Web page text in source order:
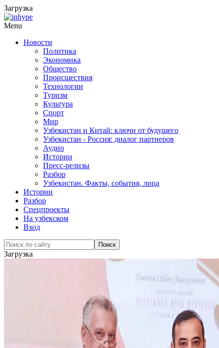
Загрузка
Menu
Новости
Политика
Экономика
Общество
Происшествия
Технологии
Туризм
Культура
Спорт
Мир
Узбекистан и Китай: ключи от будущего
Узбекистан - Россия: диалог партнеров
Аудио
Истории
Пресс-релизы
Разбор
Узбекистан. Факты, события, лица
Истории
Разбор
Спецпроекты
На узбекском
Вход
Загрузка